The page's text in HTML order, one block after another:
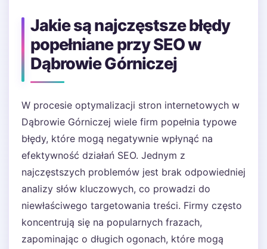
Jakie są najczęstsze błędy
popełniane przy SEO w
Dąbrowie Górniczej
W procesie optymalizacji stron internetowych w
Dąbrowie Górniczej wiele firm popełnia typowe
błędy, które mogą negatywnie wpłynąć na
efektywność działań SEO. Jednym z
najczęstszych problemów jest brak odpowiedniej
analizy słów kluczowych, co prowadzi do
niewłaściwego targetowania treści. Firmy często
koncentrują się na popularnych frazach,
zapominając o długich ogonach, które mogą